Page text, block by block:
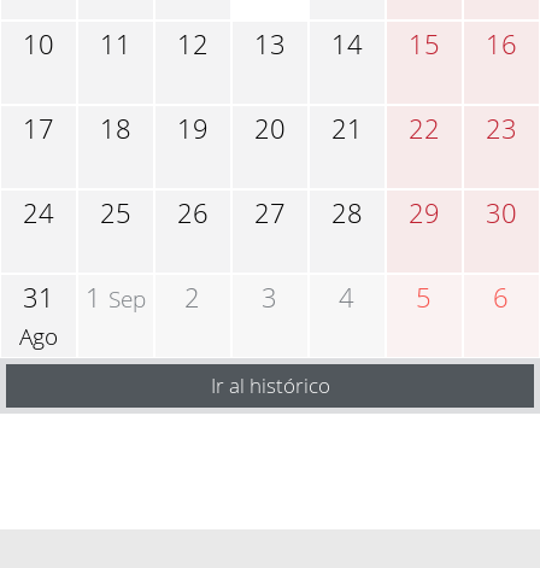
10 11 12 13 14 15 16
17 18 19 20 21 22 23
24 25 26 27 28 29 30
31
Ago
1 Sep 2 3 4 5 6
Ir al histórico